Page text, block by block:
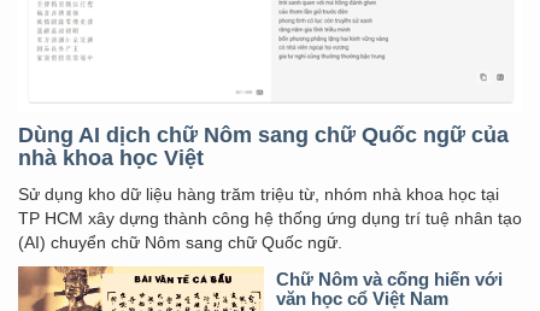
Dùng AI dịch chữ Nôm sang chữ Quốc ngữ của
nhà khoa học Việt
Sử dụng kho dữ liệu hàng trăm triệu từ, nhóm nhà khoa học tại
TP HCM xây dựng thành công hệ thống ứng dụng trí tuệ nhân tạo
(AI) chuyển chữ Nôm sang chữ Quốc ngữ.
Chữ Nôm và cống hiến với
văn học cổ Việt Nam